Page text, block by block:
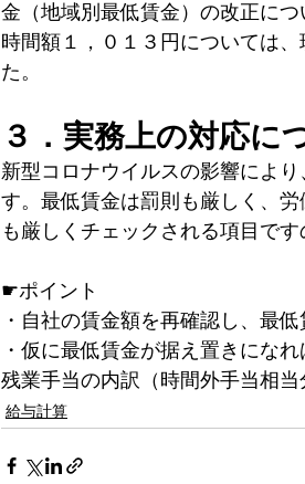
金（地域別最低賃金）の改正に
時間額１，０１３円については
た。
３．実務上の対応に
新型コロナウイルスの影響によ
す。最低賃金は罰則も厳しく、
も厳しくチェックされる項目で
☛ポイント
・自社の賃金額を再確認し、最
・仮に最低賃金が据え置きにな
残業手当の内訳（時間外手当相
給与計算